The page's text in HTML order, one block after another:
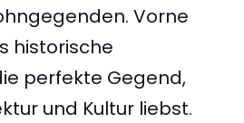
Vorne
historische
perfekte Gegend,
und Kultur liebst.